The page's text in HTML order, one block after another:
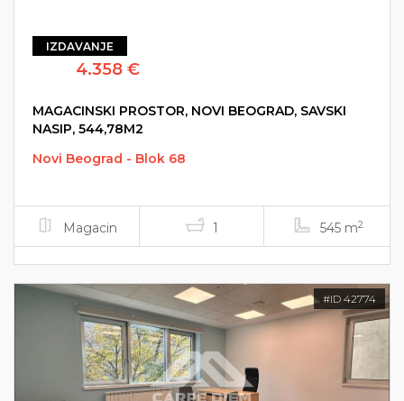
IZDAVANJE
4.358 €
MAGACINSKI PROSTOR, NOVI BEOGRAD, SAVSKI
NASIP, 544,78M2
Novi Beograd - Blok 68
Magacin 1 545 m2
#ID 42774